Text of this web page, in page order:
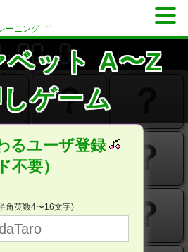
ーニング >>
ベット A〜Z
ゲーム
分 秒
？
？
？
？
？
るユーザ登録
不要）
角英数4〜16文字)